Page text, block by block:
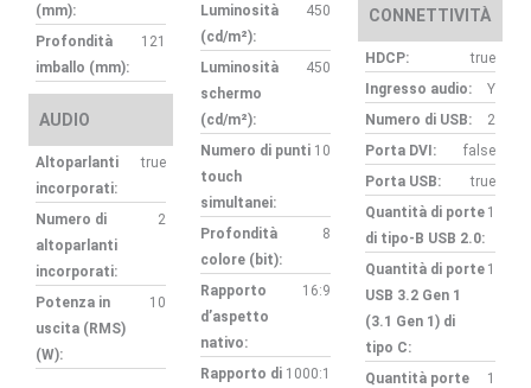
(mm):
Profondità
imballo (mm):
121
AUDIO
Altoparlanti
incorporati:
true
Numero di
altoparlanti
incorporati:
2
Potenza in
uscita (RMS)
(W):
10
Luminosità
(cd/m²):
450
Luminosità
schermo
(cd/m²):
450
Numero di punti
touch
simultanei:
10
Profondità
colore (bit):
8
Rapporto
d’aspetto
nativo:
16:9
Rapporto di 1000:1
CONNETTIVITÀ
HDCP:
true
Ingresso audio:
Y
Numero di USB:
2
Porta DVI:
false
Porta USB:
true
Quantità di porte
di tipo-B USB 2.0:
1
Quantità di porte
USB 3.2 Gen 1
(3.1 Gen 1) di
tipo C:
1
Quantità porte
1